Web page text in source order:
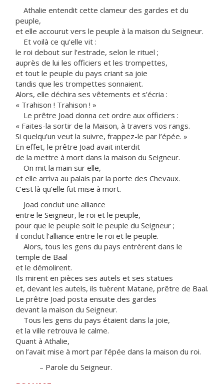
Athalie entendit cette clameur des gardes et du
peuple,
et elle accourut vers le peuple à la maison du Seigneur.
Et voilà ce qu’elle vit :
le roi debout sur l’estrade, selon le rituel ;
auprès de lui les officiers et les trompettes,
et tout le peuple du pays criant sa joie
tandis que les trompettes sonnaient.
Alors, elle déchira ses vêtements et s’écria :
« Trahison ! Trahison ! »
Le prêtre Joad donna cet ordre aux officiers :
« Faites-la sortir de la Maison, à travers vos rangs.
Si quelqu’un veut la suivre, frappez-le par l’épée. »
En effet, le prêtre Joad avait interdit
de la mettre à mort dans la maison du Seigneur.
On mit la main sur elle,
et elle arriva au palais par la porte des Chevaux.
C’est là qu’elle fut mise à mort.
Joad conclut une alliance
entre le Seigneur, le roi et le peuple,
pour que le peuple soit le peuple du Seigneur ;
il conclut l’alliance entre le roi et le peuple.
Alors, tous les gens du pays entrèrent dans le
temple de Baal
et le démolirent.
Ils mirent en pièces ses autels et ses statues
et, devant les autels, ils tuèrent Matane, prêtre de Baal.
Le prêtre Joad posta ensuite des gardes
devant la maison du Seigneur.
Tous les gens du pays étaient dans la joie,
et la ville retrouva le calme.
Quant à Athalie,
on l’avait mise à mort par l’épée dans la maison du roi.
– Parole du Seigneur.